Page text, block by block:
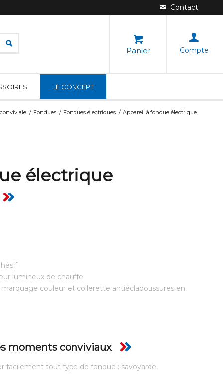
Panier Compte
LE CONCEPT
/ Fondues / Fondues électriques / Appareil à fondue électrique
électrique
lumineux de chauffe
couleur et collerette antiéclaboussures en
moments conviviaux
facilement tout type de fondue : savoyarde,